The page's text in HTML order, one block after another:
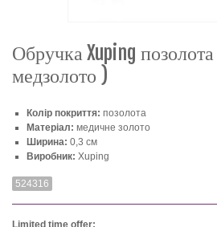
Обручка Xuping
медзолото )
Колір покриття: позолота
Матеріал: медичне золото
Ширина: 0,3 см
Виробник: Xuping
524316